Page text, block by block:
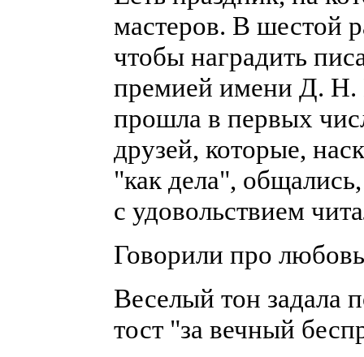
мастеров. В шестой
чтобы наградить
премией имени Д. Н.
прошла в первых
друзей, которые,
"как дела",
с удовольствием
Говорили про
Веселый тон задала
тост "за вечный